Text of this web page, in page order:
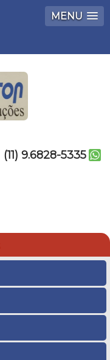
MENU
(11) 9.6828-5335